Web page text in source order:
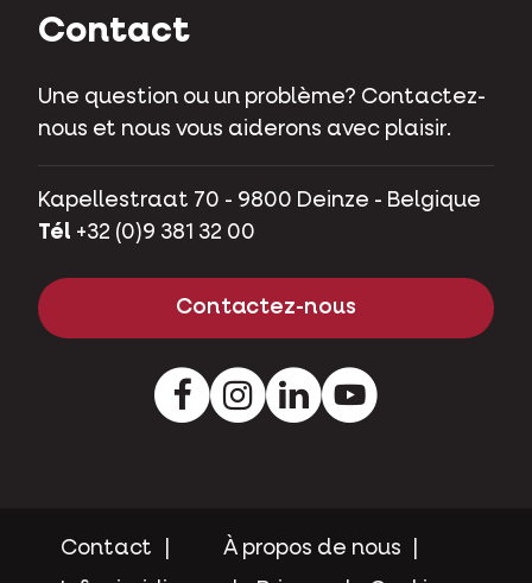
Contact
Une question ou un problème? Contactez-
nous et nous vous aiderons avec plaisir.
Kapellestraat 70 - 9800 Deinze - Belgique
Tél +32 (0)9 381 32 00
Contactez-nous
FacebookInstagramLinkedInYoutube
Contact
À propos de nous